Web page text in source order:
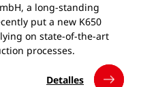
a long-standing
put a new K650
on state-of-the-art
processes.
Detalles